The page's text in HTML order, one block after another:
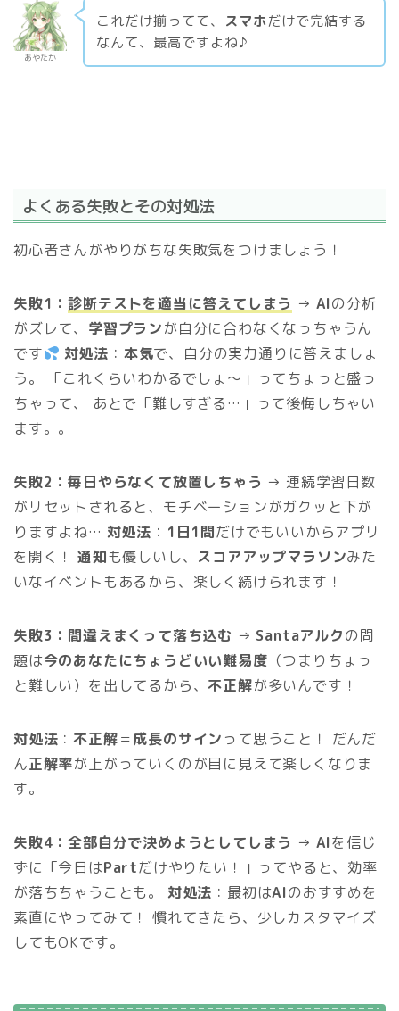
あやたか
これだけ揃ってて、 スマホだけで完結する
なんて、最高ですよね♪
よくある失敗とその対処法
初心者さんがやりがちな失敗気をつけましょう！
失敗1：診断テストを適当に答えてしまう → AIの分析
がズレて、 学習プランが自分に合わなくなっちゃうん
です
対処法 ： 本気で、自分の実力通りに答えましょ
う。 「これくらいわかるでしょ〜」ってちょっと盛っ
ちゃって、 あとで「難しすぎる…」って後悔しちゃい
ます。。
失敗2：毎日やらなくて放置しちゃう → 連続学習日数
がリセットされると、モチベーションがガクッと下が
りますよね… 対処法 ： 1日1問だけでもいいからアプリ
を開く！ 通知も優しいし、 スコアアップマラソンみた
いなイベントもあるから、楽しく続けられます！
失敗3：間違えまくって落ち込む → Santaアルクの問
題は今のあなたにちょうどいい難易度 （つまりちょっ
と難しい）を出してるから、 不正解が多いんです！
対処法 ： 不正解＝成長のサイン って思うこと！ だんだ
ん正解率が上がっていくのが目に見えて楽しくなりま
す。
失敗4：全部自分で決めようとしてしまう → AIを信じ
ずに「今日はPartだけやりたい！」ってやると、効率
が落ちちゃうことも。 対処法 ：最初はAIのおすすめを
素直にやってみて！ 慣れてきたら、少しカスタマイズ
してもOKです。